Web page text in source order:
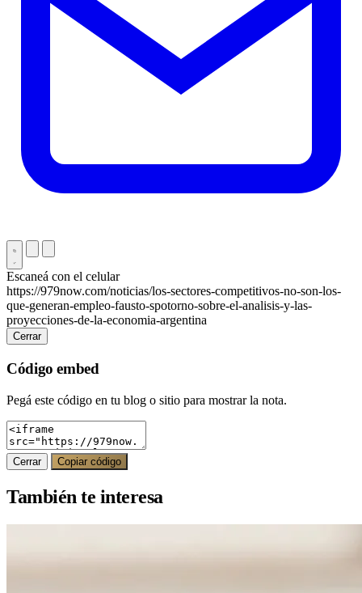
Escaneá con el celular
https://979now.com/noticias/los-sectores-competitivos-no-son-los-
que-generan-empleo-fausto-spotorno-sobre-el-analisis-y-las-
proyecciones-de-la-economia-argentina
Cerrar
Código embed
Pegá este código en tu blog o sitio para mostrar la nota.
Cerrar Copiar código
También te interesa